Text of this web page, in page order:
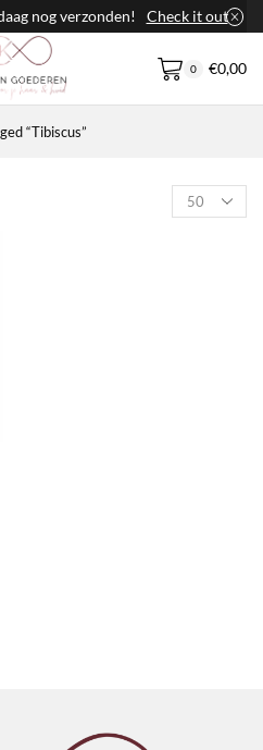
nog verzonden! Check it out
0 €0,00
“Tibiscus”
Products
per